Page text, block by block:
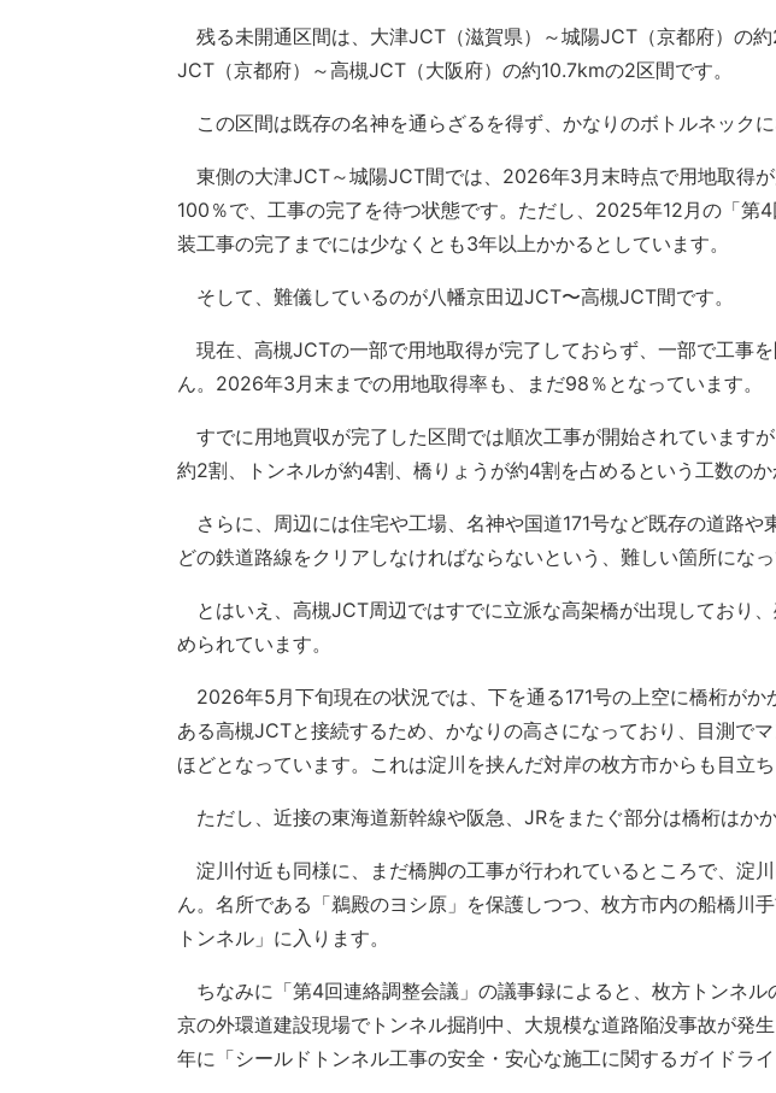
残る未開通区間は、大津JCT（滋賀県）～城陽JCT（京都府）の
JCT（京都府）～高槻JCT（大阪府）の約10.7kmの2区間です。
この区間は既存の名神を通らざるを得ず、かなりのボトルネックに
東側の大津JCT～城陽JCT間では、2026年3月末時点で用地取得
100％で、工事の完了を待つ状態です。ただし、2025年12月の「第
装工事の完了までには少なくとも3年以上かかるとしています。
そして、難儀しているのが八幡京田辺JCT〜高槻JCT間です。
現在、高槻JCTの一部で用地取得が完了しておらず、一部で工事
ん。2026年3月末までの用地取得率も、まだ98％となっています。
すでに用地買収が完了した区間では順次工事が開始されています
約2割、トンネルが約4割、橋りょうが約4割を占めるという工数のか
さらに、周辺には住宅や工場、名神や国道171号など既存の道路や
どの鉄道路線をクリアしなければならないという、難しい箇所になっ
とはいえ、高槻JCT周辺ではすでに立派な高架橋が出現しており
められています。
2026年5月下旬現在の状況では、下を通る171号の上空に橋桁がか
ある高槻JCTと接続するため、かなりの高さになっており、目測で
ほどとなっています。これは淀川を挟んだ対岸の枚方市からも目立ち
ただし、近接の東海道新幹線や阪急、JRをまたぐ部分は橋桁はかか
淀川付近も同様に、まだ橋脚の工事が行われているところで、淀
ん。名所である「鵜殿のヨシ原」を保護しつつ、枚方市内の船橋川
トンネル」に入ります。
ちなみに「第4回連絡調整会議」の議事録によると、枚方トンネ
京の外環道建設現場でトンネル掘削中、大規模な道路陥没事故が発
年に「シールドトンネル工事の安全・安心な施工に関するガイドライ